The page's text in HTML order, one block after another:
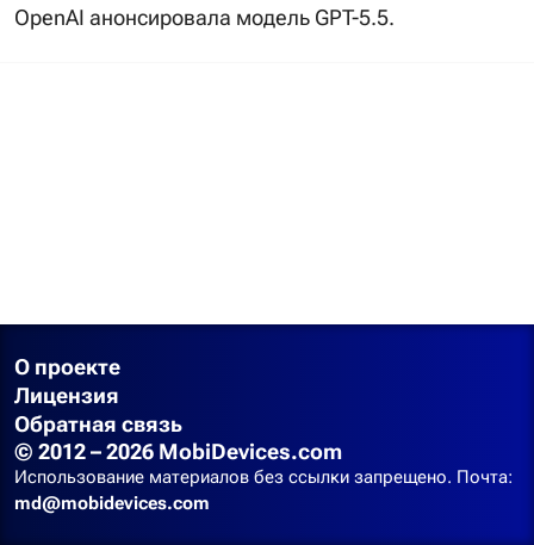
OpenAI анонсировала модель GPT-5.5.
О проекте
Лицензия
Обратная связь
© 2012 – 2026 MobiDevices.com
Использование материалов без ссылки запрещено. Почта:
md@mobidevices.com